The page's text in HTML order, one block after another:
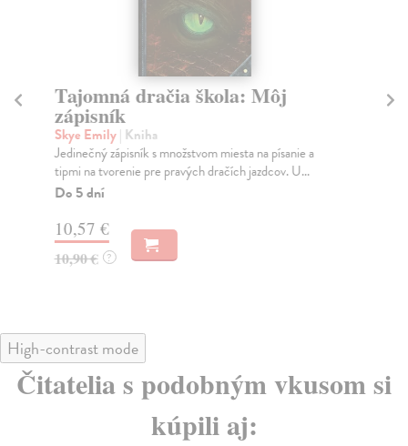
Tajomná dračia škola: Môj
zápisník
Skye Emily| Kniha
Jedinečný zápisník s množstvom miesta na písanie a
tipmi na tvorenie pre pravých dračích jazdcov. U...
Do 5 dní
10,57 €
10,90 € ?
High-contrast mode
Čitatelia s podobným vkusom si
kúpili aj: